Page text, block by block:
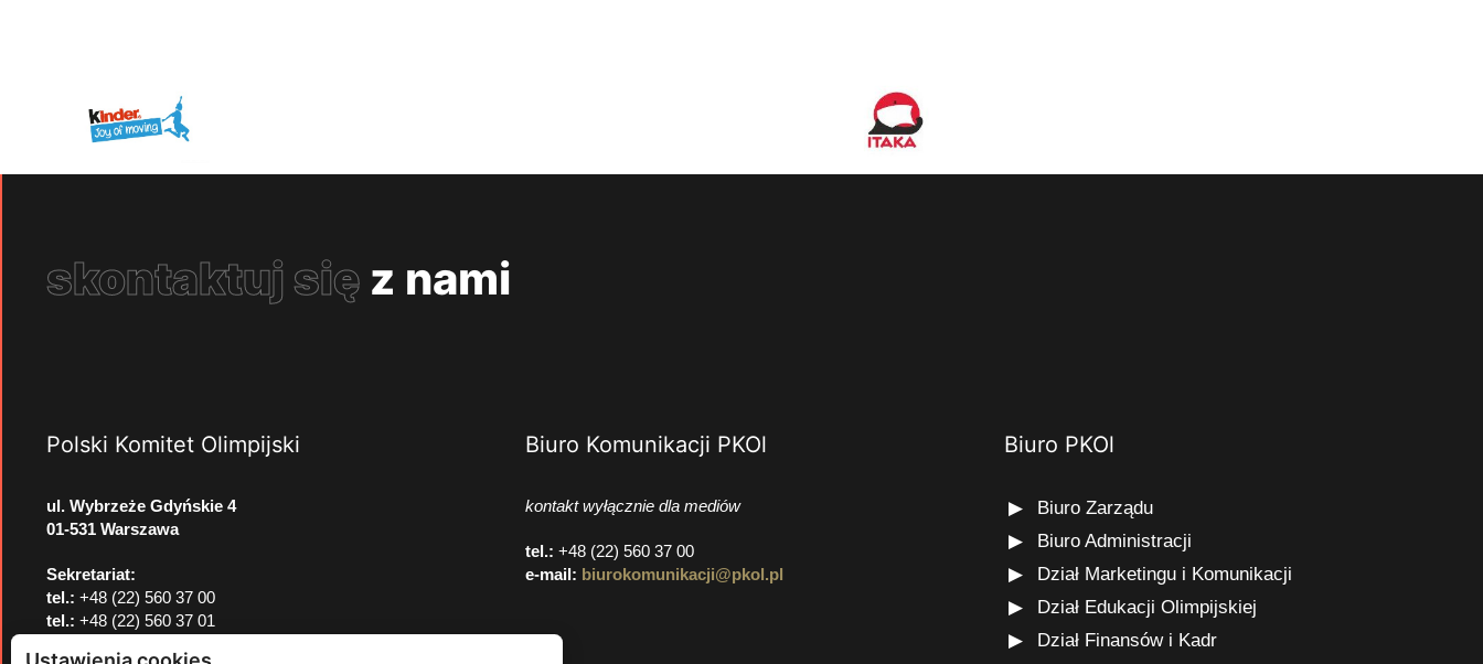
skontaktuj się z nami
Polski Komitet Olimpijski
ul. Wybrzeże Gdyńskie 4
01-531 Warszawa
Sekretariat:
tel.: +48 (22) 560 37 00
tel.: +48 (22) 560 37 01
Biuro Komunikacji PKOl
kontakt wyłącznie dla mediów
tel.: +48 (22) 560 37 00
e-mail: biurokomunikacji@pkol.pl
Biuro PKOl
Biuro Zarządu
Biuro Administracji
Dział Marketingu i Komunikacji
Dział Edukacji Olimpijskiej
Dział Finansów i Kadr